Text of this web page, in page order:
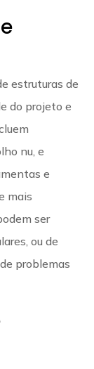
estruturas de
do projeto e
nu, e
e
mais
ser
ou de
problemas